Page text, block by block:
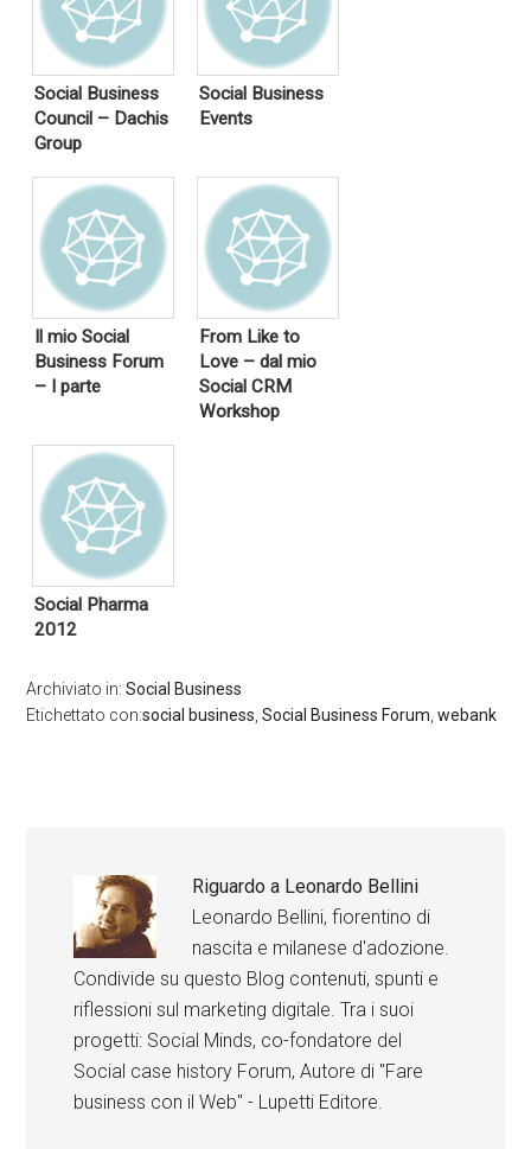
Social Business
Council – Dachis
Group
Social Business
Events
Il mio Social
Business Forum
– I parte
From Like to
Love – dal mio
Social CRM
Workshop
Social Pharma
2012
Archiviato in:Social Business
Etichettato con:social business,Social Business Forum,webank
Riguardo a Leonardo Bellini
Leonardo Bellini, fiorentino di
nascita e milanese d'adozione.
Condivide su questo Blog contenuti, spunti e
riflessioni sul marketing digitale. Tra i suoi
progetti: Social Minds, co-fondatore del
Social case history Forum, Autore di "Fare
business con il Web" - Lupetti Editore.